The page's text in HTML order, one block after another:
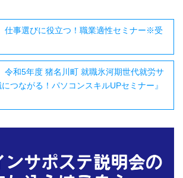
仕事選びに役立つ！職業適性セミナー※受
令和5年度 猪名川町 就職氷河期世代就労サ
つながる！パソコンスキルUPセミナー』